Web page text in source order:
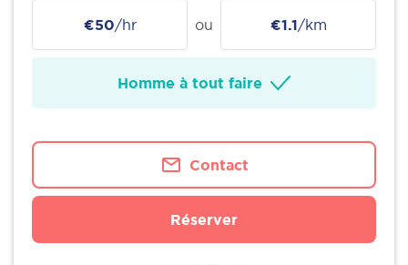
€50/hr ou €1.1/km
Homme à tout faire
Contact
Réserver